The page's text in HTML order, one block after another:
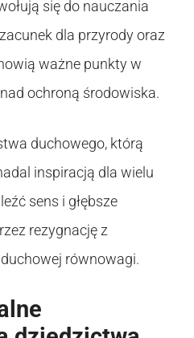
się do nauczania
dla przyrody oraz
ważne punkty w
ochroną środowiska.
duchowego, którą
inspiracją dla wielu
sens i głębsze
rezygnację z
równowagi.